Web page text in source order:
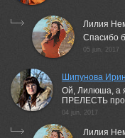
Лилия
Спасибо
05 jun, 2017
Шипунова
Ой, Лилюша, а
ПРЕЛЕСТЬ
04 jun, 2017
Лилия